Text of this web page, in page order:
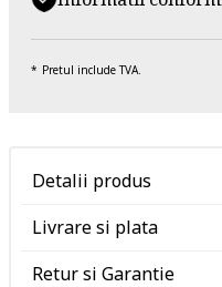
Pretul include TVA.
Detalii produs
Livrare si plata
Retur si Garantie